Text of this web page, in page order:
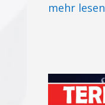
mehr lesen